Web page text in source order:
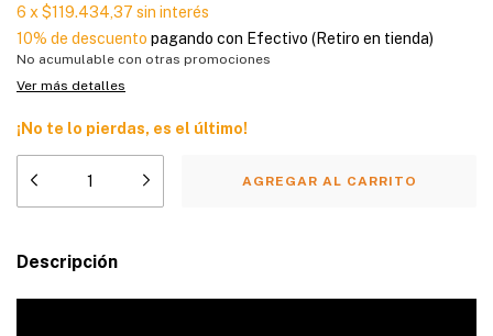
6 x $119.434,37 sin interés
10% de descuento pagando con Efectivo (Retiro en tienda)
No acumulable con otras promociones
Ver más detalles
¡No te lo pierdas, es el último!
Descripción